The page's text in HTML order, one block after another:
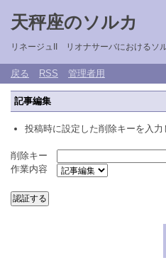
天秤座のソルカ
リネージュII リオナサーバにおけるソ
戻る RSS 管理者用
記事編集
投稿時に設定した削除キーを入力
削除キー
作業内容